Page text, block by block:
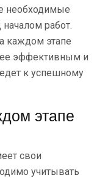
необходимые
работ.
каждом этапе
эффективным и
к успешному
этапе
свои
учитывать